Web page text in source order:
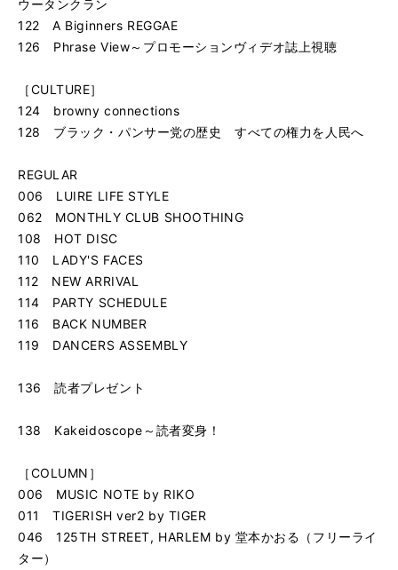
ウータンクラン
122 A Biginners REGGAE
126 Phrase View～プロモーションヴィデオ誌上視聴
［CULTURE］
124 browny connections
128 ブラック・パンサー党の歴史 すべての権力を人民へ
REGULAR
006 LUIRE LIFE STYLE
062 MONTHLY CLUB SHOOTHING
108 HOT DISC
110 LADY'S FACES
112 NEW ARRIVAL
114 PARTY SCHEDULE
116 BACK NUMBER
119 DANCERS ASSEMBLY
136 読者プレゼント
138 Kakeidoscope～読者変身！
［COLUMN］
006 MUSIC NOTE by RIKO
011 TIGERISH ver2 by TIGER
046 125TH STREET, HARLEM by 堂本かおる（フリーライ
ター）